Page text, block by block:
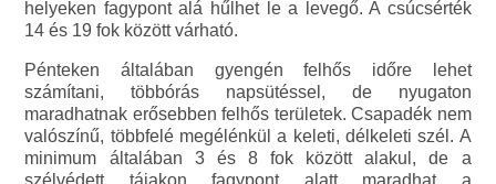
helyeken fagypont alá hűlhet le a levegő. A csúcsérték
14 és 19 fok között várható.
Pénteken általában gyengén felhős időre lehet
számítani, többórás napsütéssel, de nyugaton
maradhatnak erősebben felhős területek. Csapadék nem
valószínű, többfelé megélénkül a keleti, délkeleti szél. A
minimum általában 3 és 8 fok között alakul, de a
szélvédett tájakon fagypont alatt maradhat a